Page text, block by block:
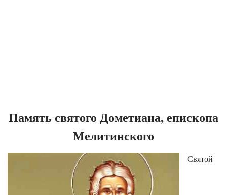
Память святого Дометиана, епископа
Мелитинского
Святой